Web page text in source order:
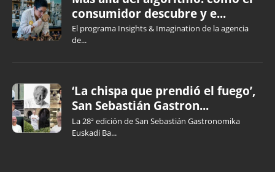
consumidor descubre y e...
El programa Insights & Imagination de la agencia
de...
‘La chispa que prendió el fuego’,
San Sebastián Gastron...
La 28ª edición de San Sebastián Gastronomika
Euskadi Ba...